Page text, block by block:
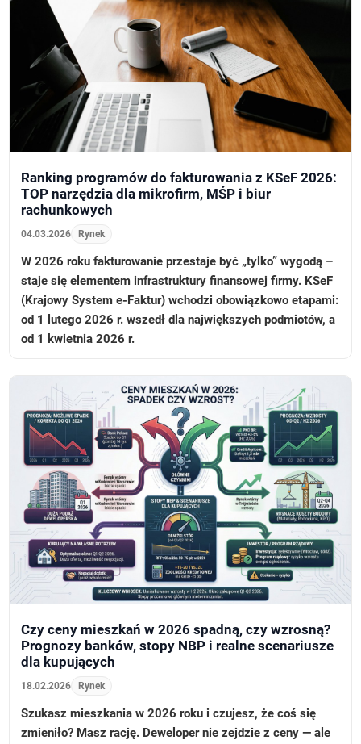
Ranking programów do fakturowania z KSeF 2026:
TOP narzędzia dla mikrofirm, MŚP i biur
rachunkowych
04.03.2026 Rynek
W 2026 roku fakturowanie przestaje być „tylko” wygodą –
staje się elementem infrastruktury finansowej firmy. KSeF
(Krajowy System e-Faktur) wchodzi obowiązkowo etapami:
od 1 lutego 2026 r. wszedł dla największych podmiotów, a
od 1 kwietnia 2026 r.
Czy ceny mieszkań w 2026 spadną, czy wzrosną?
Prognozy banków, stopy NBP i realne scenariusze
dla kupujących
18.02.2026 Rynek
Szukasz mieszkania w 2026 roku i czujesz, że coś się
zmieniło? Masz rację. Deweloper nie zejdzie z ceny — ale